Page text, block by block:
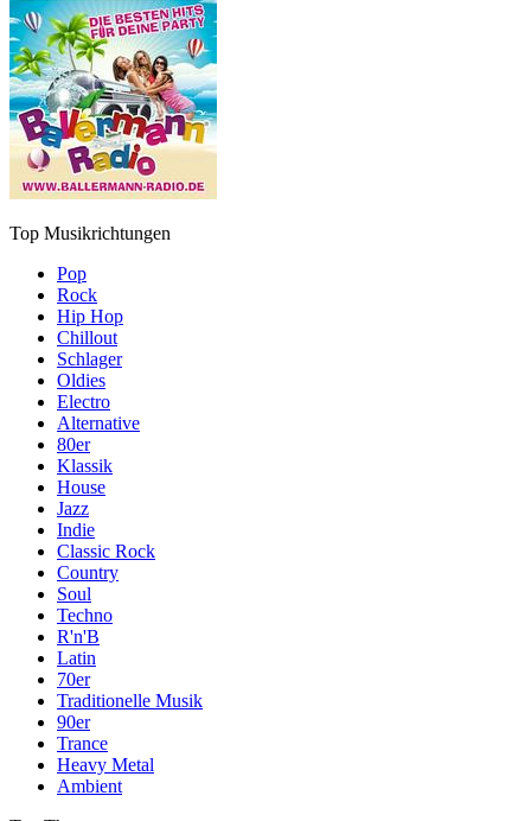
Top Musikrichtungen
Pop
Rock
Hip Hop
Chillout
Schlager
Oldies
Electro
Alternative
80er
Klassik
House
Jazz
Indie
Classic Rock
Country
Soul
Techno
R'n'B
Latin
70er
Traditionelle Musik
90er
Trance
Heavy Metal
Ambient